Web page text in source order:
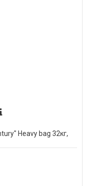
Heavy bag 32кг,